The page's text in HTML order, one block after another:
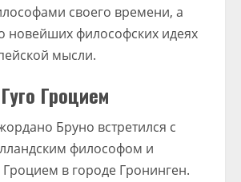
своего времени, а
новейших философских идеях
мысли.
Гроцием
Бруно встретился с
философом и
в городе Гронинген.